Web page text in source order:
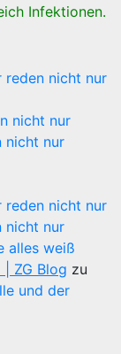
Infektionen.
reden nicht nur
nicht nur
nicht nur
reden nicht nur
nicht nur
alles weiß
| ZG Blog zu
und der